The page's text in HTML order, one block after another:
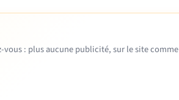
vous : plus aucune publicité, sur le site comme